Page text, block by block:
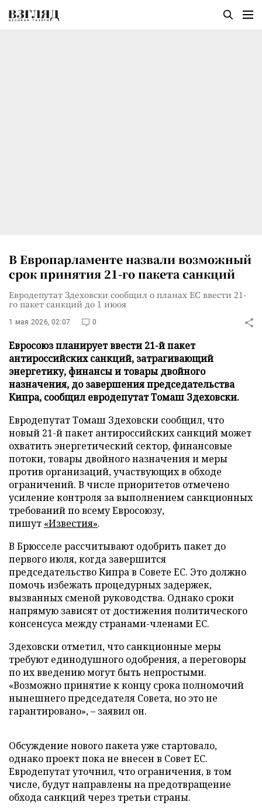
В Европарламенте назвали возможный
срок принятия 21-го пакета санкций
Евродепутат Здеховски сообщил о планах ЕС ввести 21-
го пакет санкций до 1 июоя
1 мая 2026, 02:07 0
Евросоюз планирует ввести 21-й пакет
антироссийских санкций, затрагивающий
энергетику, финансы и товары двойного
назначения, до завершения председательства
Кипра, сообщил евродепутат Томаш Здеховски.
Евродепутат Томаш Здеховски сообщил, что
новый 21-й пакет антироссийских санкций может
охватить энергетический сектор, финансовые
потоки, товары двойного назначения и меры
против организаций, участвующих в обходе
ограничений. В числе приоритетов отмечено
усиление контроля за выполнением санкционных
требований по всему Евросоюзу,
пишут «Известия».
В Брюсселе рассчитывают одобрить пакет до
первого июля, когда завершится
председательство Кипра в Совете ЕС. Это должно
помочь избежать процедурных задержек,
вызванных сменой руководства. Однако сроки
напрямую зависят от достижения политического
консенсуса между странами-членами ЕС.
Здеховски отметил, что санкционные меры
требуют единодушного одобрения, а переговоры
по их введению могут быть непростыми.
«Возможно принятие к концу срока полномочий
нынешнего председателя Совета, но это не
гарантировано», – заявил он.
Обсуждение нового пакета уже стартовало,
однако проект пока не внесен в Совет ЕС.
Евродепутат уточнил, что ограничения, в том
числе, будут направлены на предотвращение
обхода санкций через третьи страны.